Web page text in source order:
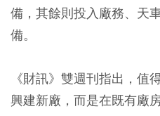
備，其餘則投入廠務、天
備。
《財訊》雙週刊指出，值
興建新廠，而是在既有廠